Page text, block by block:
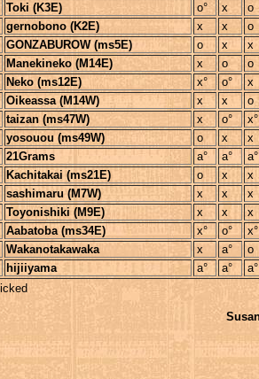
Toki (K3E) o° x
o
gernobono (K2E) x x
o
GONZABUROW (ms5E) o x
x
Manekineko (M14E) x o
o
Neko (ms12E) x° o°
x
Oikeassa (M14W) x x
o
taizan (ms47W) x o°
x°
yosouou (ms49W) o x
x
21Grams a° a°
a°
Kachitakai (ms21E) o x
x
sashimaru (M7W) x x
x
Toyonishiki (M9E) x x
x
Aabatoba (ms34E) x° o°
x°
Wakanotakawaka x a°
o
hijiiyama a° a°
a°